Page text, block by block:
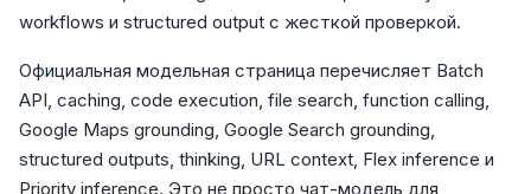
workflows и structured output с жесткой проверкой.
Официальная модельная страница перечисляет Batch
API, caching, code execution, file search, function calling,
Google Maps grounding, Google Search grounding,
structured outputs, thinking, URL context, Flex inference и
Priority inference. Это не просто чат-модель для